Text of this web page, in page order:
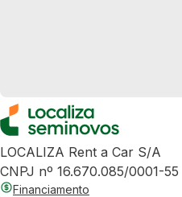
LOCALIZA Rent a Car S/A
CNPJ nº 16.670.085/0001-55
Financiamento